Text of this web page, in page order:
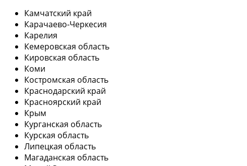
Камчатский край
Карачаево-Черкесия
Карелия
Кемеровская область
Кировская область
Коми
Костромская область
Краснодарский край
Красноярский край
Крым
Курганская область
Курская область
Липецкая область
Магаданская область